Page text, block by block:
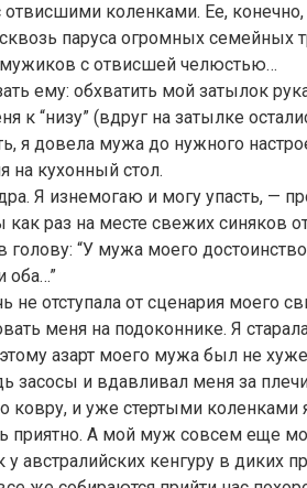
отвисшими коленками. Ее,
сквозь паруса огромных семейных
с отвисшей челюстью…
ему: обхватить мой затылок
к “низу” (вдруг на затылке
я довела мужа до нужного
на кухонный стол.
Я изнемогаю и могу упасть, —
раз на месте свежих синяков
“У мужа моего
оба…”
не отступала от сценария моего
меня на подоконнике. Я
азарт моего мужа был не
засосы и вдавливал меня за
ковру, и уже стертыми коленками
приятно. А мой муж совсем еще
у австралийских кенгуру в диких